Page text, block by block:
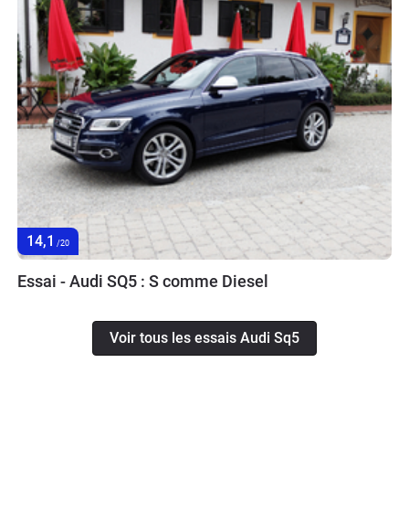
14,1 /20
Essai - Audi SQ5 : S comme Diesel
Voir tous les essais Audi Sq5